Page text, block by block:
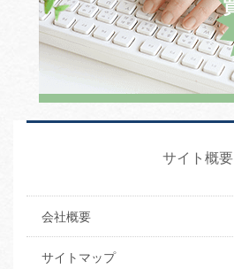
サイト概要
会社概要
サイトマップ